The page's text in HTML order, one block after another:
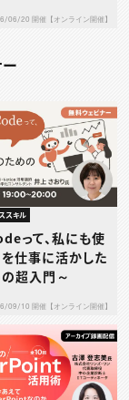
06/20 開催【オンライン開催】
スキル
って、私にも使
仕事に活かした
超入門～
09/10 開催【オンライン開催】